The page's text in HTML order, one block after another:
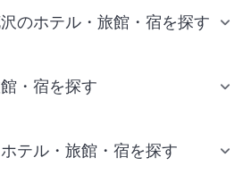
のホテル・旅館・宿を探す
・宿を探す
テル・旅館・宿を探す